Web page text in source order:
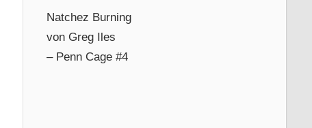
Natchez Burning
von Greg Iles
– Penn Cage #4